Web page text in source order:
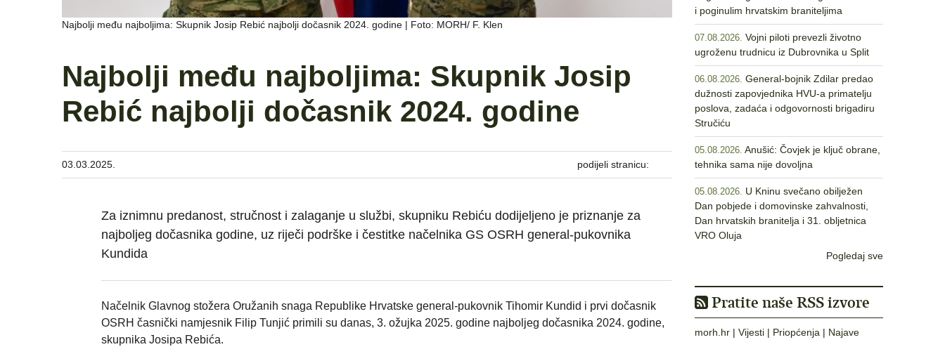
Najbolji među najboljima: Skupnik Josip Rebić najbolji dočasnik 2024. godine | Foto: MORH/ F. Klen
Najbolji među najboljima: Skupnik Josip
Rebić najbolji dočasnik 2024. godine
03.03.2025. podijeli stranicu:
Za iznimnu predanost, stručnost i zalaganje u službi, skupniku Rebiću dodijeljeno je priznanje za
najboljeg dočasnika godine, uz riječi podrške i čestitke načelnika GS OSRH general-pukovnika
Kundida
Načelnik Glavnog stožera Oružanih snaga Republike Hrvatske general-pukovnik Tihomir Kundid i prvi dočasnik
OSRH časnički namjesnik Filip Tunjić primili su danas, 3. ožujka 2025. godine najboljeg dočasnika 2024. godine,
skupnika Josipa Rebića.
i poginulim hrvatskim braniteljima
07.08.2026. Vojni piloti prevezli životno
ugroženu trudnicu iz Dubrovnika u Split
06.08.2026. General-bojnik Zdilar predao
dužnosti zapovjednika HVU-a primatelju
poslova, zadaća i odgovornosti brigadiru
Stručiću
05.08.2026. Anušić: Čovjek je ključ obrane,
tehnika sama nije dovoljna
05.08.2026. U Kninu svečano obilježen
Dan pobjede i domovinske zahvalnosti,
Dan hrvatskih branitelja i 31. obljetnica
VRO Oluja
Pogledaj sve
Pratite naše RSS izvore
morh.hr | Vijesti | Priopćenja | Najave